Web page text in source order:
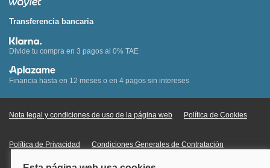
Transferencia bancaria
Divide tu compra en 3 pagos al 0% TAE
Financia hasta en 12 meses o en 4 pagos sin intereses
Nota legal y condiciones de uso de la página web Política de Cookies
Política de Privacidad Condiciones Generales de Contratación